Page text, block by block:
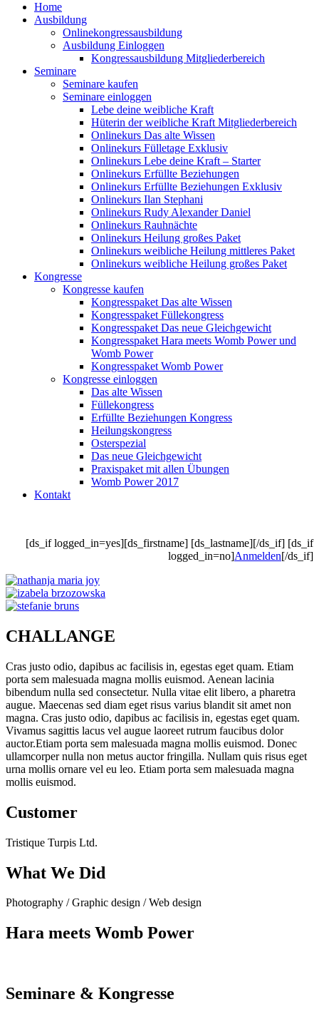
Home
Ausbildung
Onlinekongressausbildung
Ausbildung Einloggen
Kongressausbildung Mitgliederbereich
Seminare
Seminare kaufen
Seminare einloggen
Lebe deine weibliche Kraft
Hüterin der weibliche Kraft Mitgliederbereich
Onlinekurs Das alte Wissen
Onlinekurs Fülletage Exklusiv
Onlinekurs Lebe deine Kraft – Starter
Onlinekurs Erfüllte Beziehungen
Onlinekurs Erfüllte Beziehungen Exklusiv
Onlinekurs Ilan Stephani
Onlinekurs Rudy Alexander Daniel
Onlinekurs Rauhnächte
Onlinekurs Heilung großes Paket
Onlinekurs weibliche Heilung mittleres Paket
Onlinekurs weibliche Heilung großes Paket
Kongresse
Kongresse kaufen
Kongresspaket Das alte Wissen
Kongresspaket Füllekongress
Kongresspaket Das neue Gleichgewicht
Kongresspaket Hara meets Womb Power und
Womb Power
Kongresspaket Womb Power
Kongresse einloggen
Das alte Wissen
Füllekongress
Erfüllte Beziehungen Kongress
Heilungskongress
Osterspezial
Das neue Gleichgewicht
Praxispaket mit allen Übungen
Womb Power 2017
Kontakt
[ds_if logged_in=yes][ds_firstname] [ds_lastname][/ds_if] [ds_if
logged_in=no]Anmelden[/ds_if]
CHALLANGE
Cras justo odio, dapibus ac facilisis in, egestas eget quam. Etiam
porta sem malesuada magna mollis euismod. Aenean lacinia
bibendum nulla sed consectetur. Nulla vitae elit libero, a pharetra
augue. Maecenas sed diam eget risus varius blandit sit amet non
magna. Cras justo odio, dapibus ac facilisis in, egestas eget quam.
Vivamus sagittis lacus vel augue laoreet rutrum faucibus dolor
auctor.Etiam porta sem malesuada magna mollis euismod. Donec
ullamcorper nulla non metus auctor fringilla. Nullam quis risus eget
urna mollis ornare vel eu leo. Etiam porta sem malesuada magna
mollis euismod.
Customer
Tristique Turpis Ltd.
What We Did
Photography / Graphic design / Web design
Hara meets Womb Power
Seminare & Kongresse